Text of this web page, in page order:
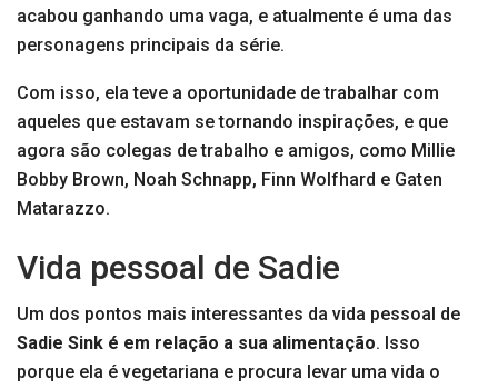
acabou ganhando uma vaga, e atualmente é uma das
personagens principais da série.
Com isso, ela teve a oportunidade de trabalhar com
aqueles que estavam se tornando inspirações, e que
agora são colegas de trabalho e amigos, como Millie
Bobby Brown, Noah Schnapp, Finn Wolfhard e Gaten
Matarazzo.
Vida pessoal de Sadie
Um dos pontos mais interessantes da vida pessoal de
Sadie Sink é em relação a sua alimentação. Isso
porque ela é vegetariana e procura levar uma vida o